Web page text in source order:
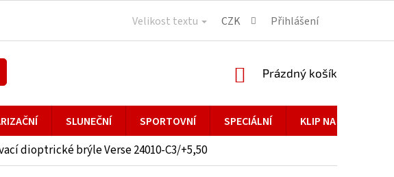
Velikost textu CZK Přihlášení
NÁKUPNÍ
Prázdný košík
SLUNEČNÍ SPORTOVNÍ SPECIÁLNÍ KLIP NA BRÝLE
dioptrické brýle Verse 24010-C3/+5,50